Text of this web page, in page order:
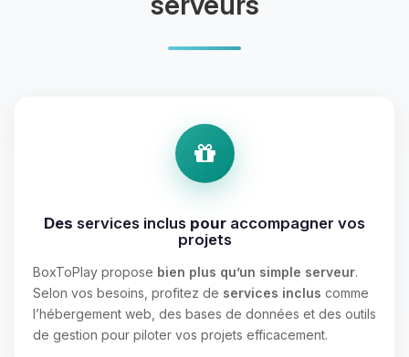
Des services inclus pour accompagner vos
projets
BoxToPlay propose bien plus qu’un simple serveur.
Selon vos besoins, profitez de services inclus comme
l’hébergement web, des bases de données et des outils
de gestion pour piloter vos projets efficacement.